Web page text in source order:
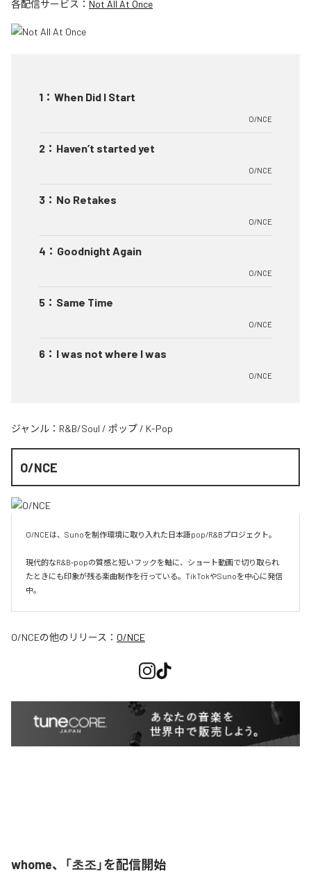
各配信サービス： Not All At Once
1 ： When Did I Start
O/NCE
2 ： Haven’t started yet
O/NCE
3 ： No Retakes
O/NCE
4 ： Goodnight Again
O/NCE
5 ： Same Time
O/NCE
6 ： I was not where I was
O/NCE
ジャンル： R&B/Soul / ポップ / K-Pop
O/NCE
O/NCEは、Sunoを制作環境に取り入れた日本語pop/R&Bプロジェクト。
現代的なR&B-popの質感と短いフックを軸に、ショート動画で切り取られ
たときにも印象が残る楽曲制作を行っている。TikTokやSunoを中心に発信
O/NCEの他のリリース： O/NCE
whome、「초조」を配信開始